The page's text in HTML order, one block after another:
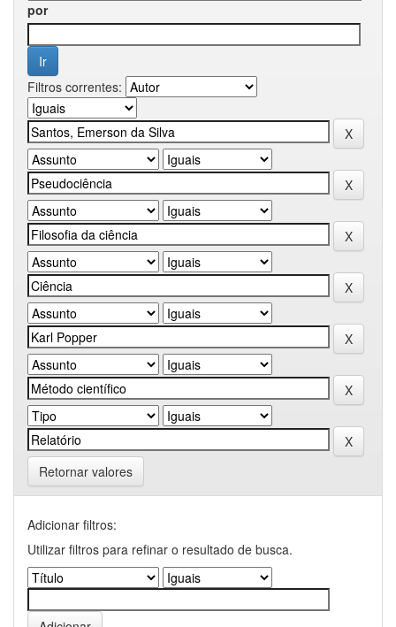
por
Filtros correntes:
Retornar valores
Adicionar filtros:
Utilizar filtros para refinar o resultado de busca.